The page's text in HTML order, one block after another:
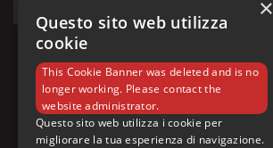
17 18
×
Questo sito web utilizza
cookie
This Cookie Banner was deleted and is no
longer working. Please contact the
website administrator.
Questo sito web utilizza i cookie per
migliorare la tua esperienza di navigazione.